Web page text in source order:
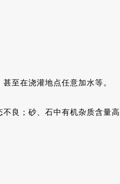
至在浇灌地点任意加水等。
良；砂、石中有机杂质含量